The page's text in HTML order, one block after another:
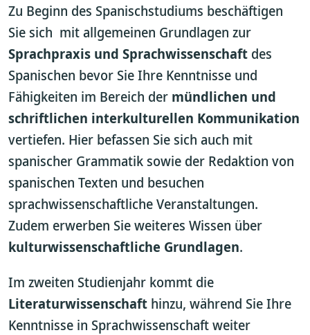
Zu Beginn des Spanischstudiums beschäftigen
Sie sich mit allgemeinen Grundlagen zur
Sprachpraxis und Sprachwissenschaft des
Spanischen bevor Sie Ihre Kenntnisse und
Fähigkeiten im Bereich der mündlichen und
schriftlichen interkulturellen Kommunikation
vertiefen. Hier befassen Sie sich auch mit
spanischer Grammatik sowie der Redaktion von
spanischen Texten und besuchen
sprachwissenschaftliche Veranstaltungen.
Zudem erwerben Sie weiteres Wissen über
kulturwissenschaftliche Grundlagen.
Im zweiten Studienjahr kommt die
Literaturwissenschaft hinzu, während Sie Ihre
Kenntnisse in Sprachwissenschaft weiter